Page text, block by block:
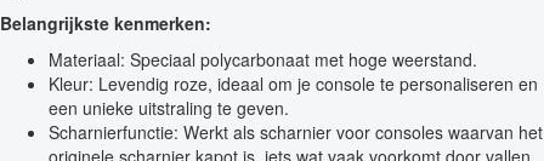
Belangrijkste kenmerken:
Materiaal: Speciaal polycarbonaat met hoge weerstand.
Kleur: Levendig roze, ideaal om je console te personaliseren en
een unieke uitstraling te geven.
Scharnierfunctie: Werkt als scharnier voor consoles waarvan het
originele scharnier kapot is, iets wat vaak voorkomt door vallen.